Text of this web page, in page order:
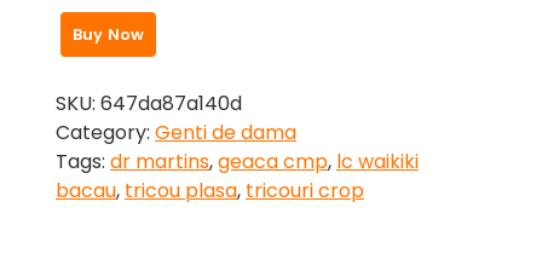
Buy Now
SKU: 647da87a140d
Category: Genti de dama
Tags: dr martins,geaca cmp, lc waikiki
bacau, tricou plasa, tricouri crop